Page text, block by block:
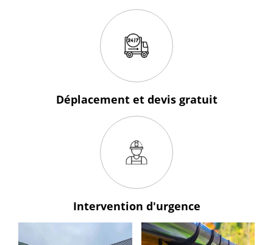
Déplacement et devis gratuit
Intervention d'urgence